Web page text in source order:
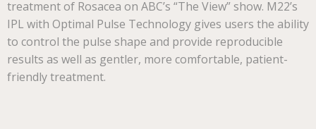
treatment of Rosacea on ABC’s “The View” show. M22’s
IPL with Optimal Pulse Technology gives users the ability
to control the pulse shape and provide reproducible
results as well as gentler, more comfortable, patient-
friendly treatment.